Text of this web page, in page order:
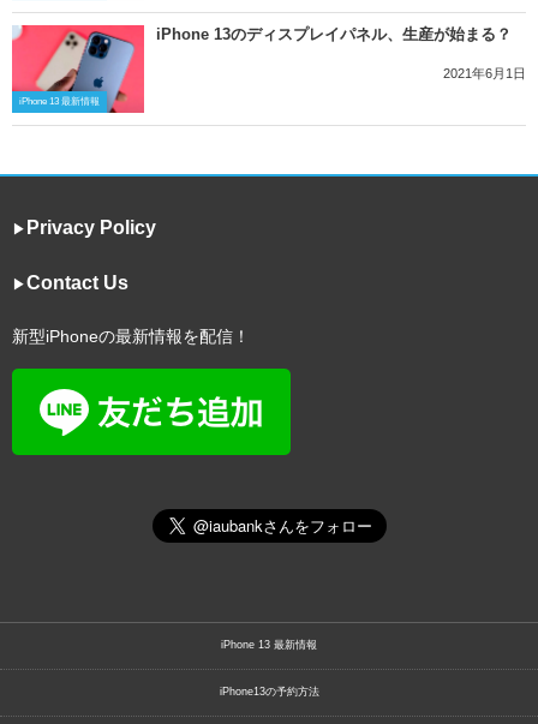
iPhone 13 最新情報
iPhone 13のディスプレイパネル、生産が始まる？
2021年6月1日
▶︎ Privacy Policy
▶︎Contact Us
新型iPhoneの最新情報を配信！
iPhone 13 最新情報
iPhone13の予約方法